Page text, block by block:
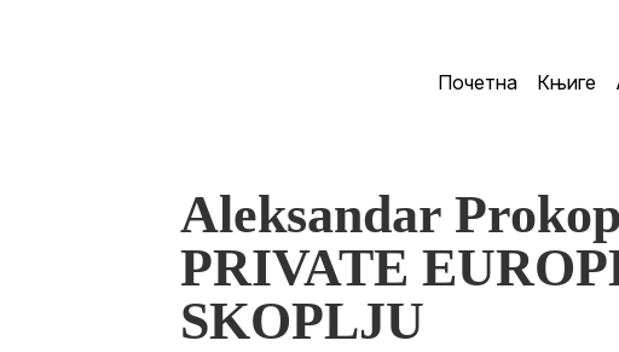
Почетна Књиге
Aleksandar
PRIVATE
SKOPLJU